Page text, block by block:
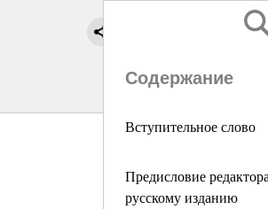
Содержание
Вступительное слово
Предисловие
русскому изданию